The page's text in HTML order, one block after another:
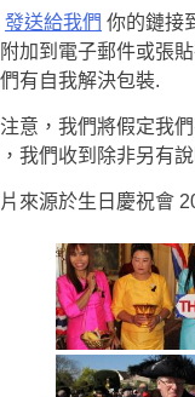
發送給我們 你的鏈接
加到電子郵件或張
有自我解決包裝.
意，我們將假定我
我們收到除非另有
來源於生日慶祝會